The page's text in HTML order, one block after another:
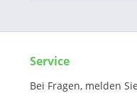
Service
Bei Fragen, melden